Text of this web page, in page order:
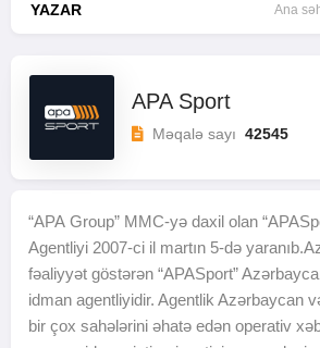
YAZAR Ana
APA Sport
Məqalə sayı 42545
“APA Group” MMC-yə daxil olan “APA
Agentliyi 2007-ci il martın 5-də
fəaliyyət göstərən “APASport”
idman agentliyidir. Agentlik Azərbaycan
bir çox sahələrini əhatə edən operativ